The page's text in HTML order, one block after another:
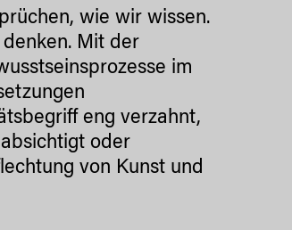
wie wir wissen.
Mit der
im
eng verzahnt,
oder
von Kunst und